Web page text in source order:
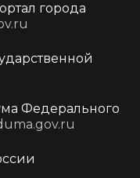
города
Федерального